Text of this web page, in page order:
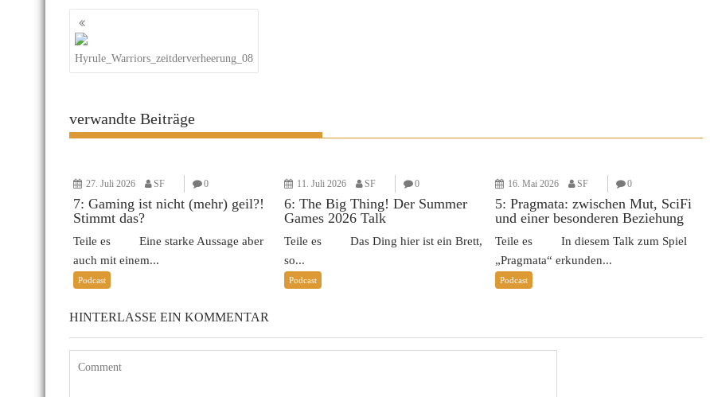
Beitragsnavigation
Hyrule_Warriors_zeitderverheerung_08
verwandte Beiträge
27. Juli 2026 SF 0
7: Gaming ist nicht (mehr) geil?!
Stimmt das?
Teile es Eine starke Aussage aber
auch mit einem...
Podcast
11. Juli 2026 SF 0
6: The Big Thing! Der Summer
Games 2026 Talk
Teile es Das Ding hier ist ein Brett,
so...
Podcast
16. Mai 2026 SF 0
5: Pragmata: zwischen Mut, SciFi
und einer besonderen Beziehung
Teile es In diesem Talk zum Spiel
„Pragmata“ erkunden...
Podcast
HINTERLASSE EIN KOMMENTAR